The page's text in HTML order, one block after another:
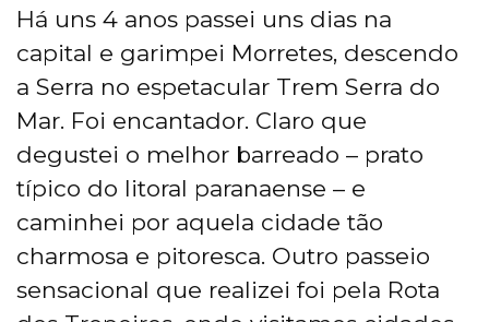
Há uns 4 anos passei uns dias na
capital e garimpei Morretes, descendo
a Serra no espetacular Trem Serra do
Mar. Foi encantador. Claro que
degustei o melhor barreado – prato
típico do litoral paranaense – e
caminhei por aquela cidade tão
charmosa e pitoresca. Outro passeio
sensacional que realizei foi pela Rota